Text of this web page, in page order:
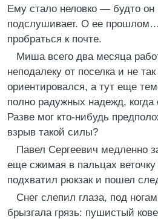
Ему стало неловко — будто
подслушивает. О ее
пробраться к почте.
Миша всего два месяца
неподалеку от поселка и не
ориентировался, а тут еще
полно радужных надежд,
Разве мог кто-нибудь
взрыв такой силы?
Павел Сергеевич медленно
еще сжимая в пальцах
подхватил рюкзак и пошел
Снег слепил глаза, под
брызгала грязь: пушистый